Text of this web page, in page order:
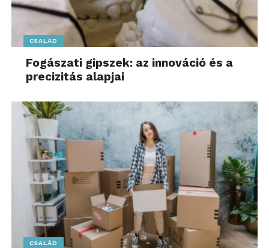
CSALÁD
Fogászati gipszek: az innováció és a
precizitás alapjai
CSALÁD